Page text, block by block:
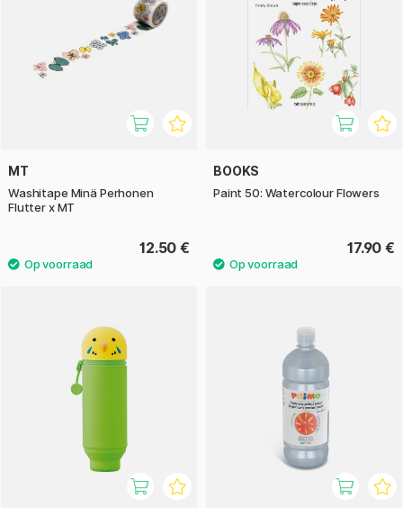
MT
Washitape Minä Perhonen
Flutter x MT
12.50 €
BOOKS
Paint 50: Watercolour Flowers
17.90 €